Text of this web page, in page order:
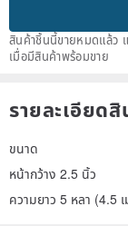
สินค้าชิ้นนี้ขายหมดแล้ว
เมื่อมีสินค้าพร้อมขาย
รายละเอียดสิ
ขนาด
หน้ากว้าง 2.5 นิ้ว
ความยาว 5 หลา (4.5